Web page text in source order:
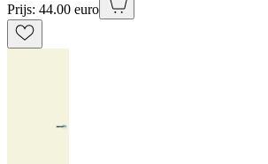
Prijs: 44.00 euro